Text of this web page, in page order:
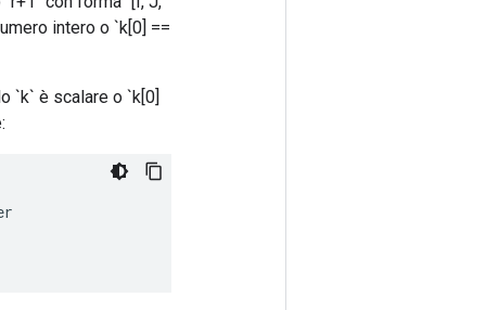
intero o `k[0] ==
`k` è scalare o `k[0]